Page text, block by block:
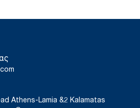
Athens-Lamia &2 Kalamatas